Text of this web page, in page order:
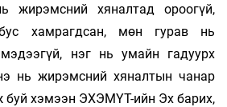
жирэмсний хяналтад ороогүй,
хамрагдсан, мөн гурав нь
нэг нь умайн гадуурх
нь жирэмсний хяналтын чанар
буй хэмээн ЭХЭМҮТ-ийн Эх барих,